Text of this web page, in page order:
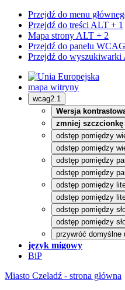
Przejdź do menu
Przejdź do treści ALT + 1
Mapa strony ALT + 2
Przejdź do panelu WCAG
Przejdź do wyszukiwarki
mapa witryny
wcag2.1
Wersja
zmniej szczcionkę
odstęp pomiędzy
odstęp pomiędzy
odstęp pomiędzy
odstęp pomiędzy
odstęp pomiędzy
odstęp pomiędzy
odstęp pomiędzy
odstęp pomiędzy
przywróć domyślne
język migowy
BiP
Miasto Czeladź - strona główna